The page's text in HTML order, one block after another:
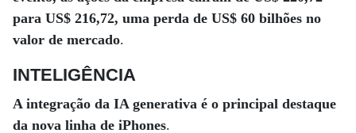
para US$ 216,72, uma perda de US$ 60 bilhões no
valor de mercado.
INTELIGÊNCIA
A integração da IA generativa é o principal destaque
da nova linha de iPhones.